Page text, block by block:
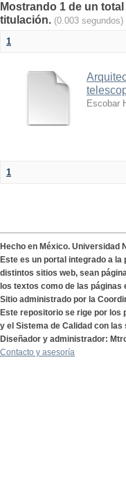
Mostrando 1 de un
titulación. (0.003 segundos)
1
Escobar
1
Hecho en México. Universidad
Este es un portal integrado a
distintos sitios web, sean
los textos como de las
Sitio administrado por la
Este repositorio se rige por
y el Sistema de Calidad con
Diseñador y administrador:
Contacto y asesoría